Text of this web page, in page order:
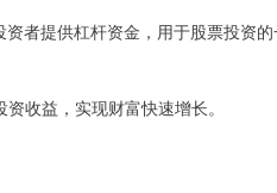
者提供杠杆资金，用于股票投资
收益，实现财富快速增长。